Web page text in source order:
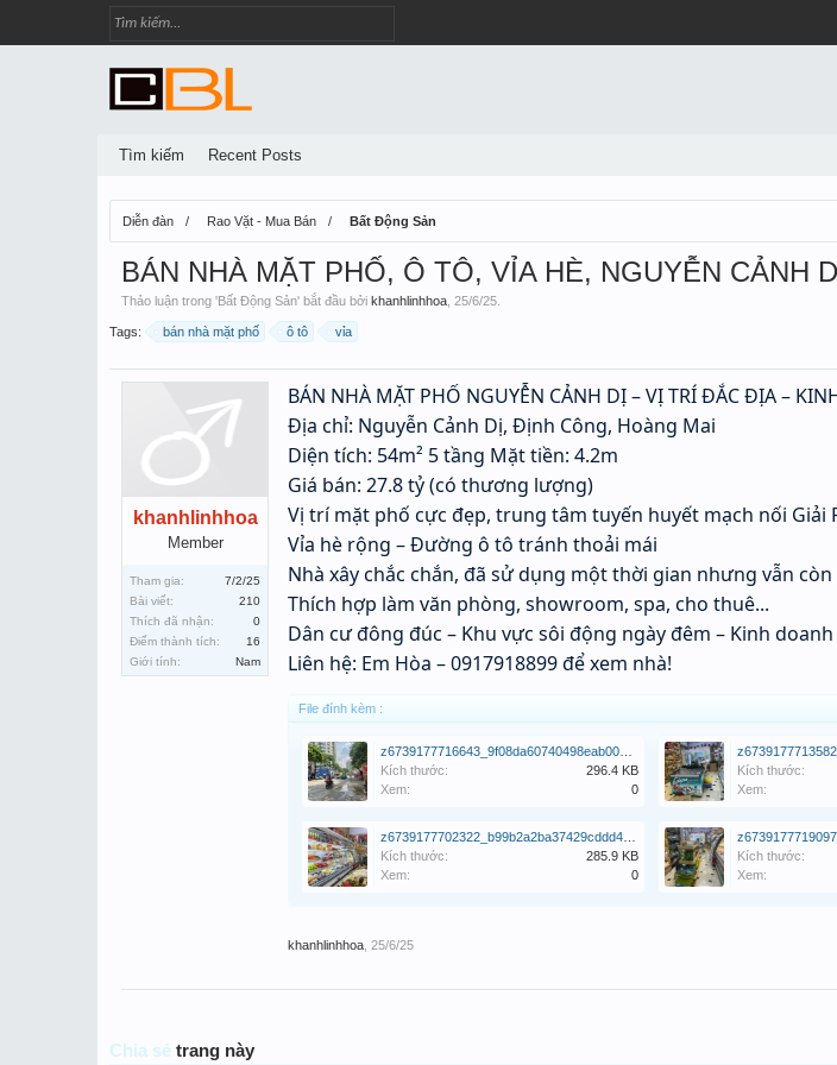
Diễn đàn Rao Vặt - Mua Bán Bất Động Sản
BÁN NHÀ MẶT PHỐ, Ô TÔ, VỈA HÈ, NGUYỄN CẢNH
Thảo luận trong 'Bất Động Sản' bắt đầu bởi khanhlinhhoa 25/6/25
Tags: bán nhà mặt phố ô tô vỉa
khanhlinhhoa
Member
Tham gia:
7/2/25
Bài viết:
210
Thích đã nhận:
0
Điểm thành tích:
16
Giới tính:
Nam
BÁN NHÀ MẶT PHỐ NGUYỄN CẢNH DỊ – VỊ TRÍ ĐẮC ĐỊA –
Địa chỉ: Nguyễn Cảnh Dị, Định Công, Hoàng Mai
Diện tích: 54m² 5 tầng Mặt tiền: 4.2m
Giá bán: 27.8 tỷ (có thương lượng)
Vị trí mặt phố cực đẹp, trung tâm tuyến huyết mạch nối Giải
Vỉa hè rộng – Đường ô tô tránh thoải mái
Nhà xây chắc chắn, đã sử dụng một thời gian nhưng vẫn
Thích hợp làm văn phòng, showroom, spa, cho thuê...
Dân cư đông đúc – Khu vực sôi động ngày đêm – Kinh
Liên hệ: Em Hòa – 0917918899 để xem nhà!
File đính kèm :
Kích thước:
296.4 KB
Xem:
0
Kích thước:
Xem:
Kích thước:
285.9 KB
Xem:
0
Kích thước:
Xem:
khanhlinhhoa 25/6/25
Chia sẻ trang này
Tìm kiếm Recent Posts